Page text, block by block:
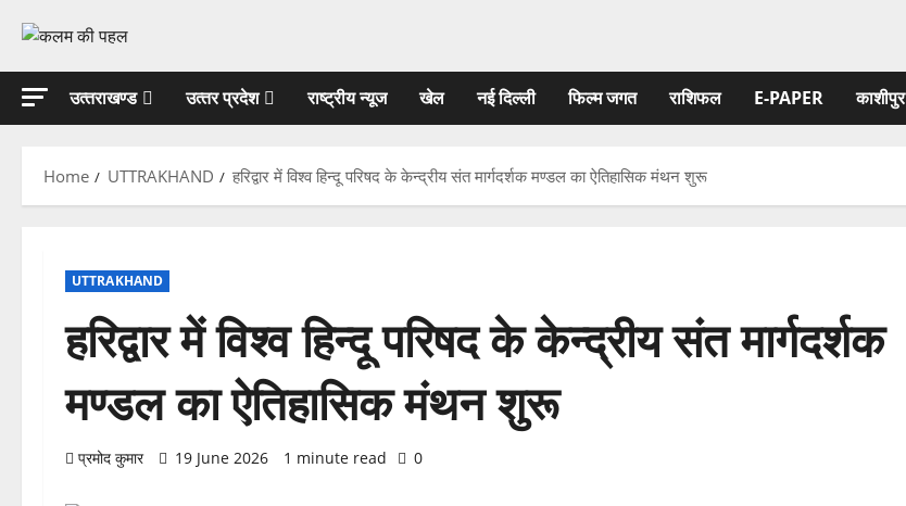
content
उत्‍तराखण्‍ड
उत्‍तर प्रदेश राष्ट्रीय न्यूज खेल नई दिल्ली फिल्‍म जगत राशिफल E-PAPER काशीपुर
Home UTTRAKHAND हरिद्वार में विश्व हिन्दू परिषद के केन्द्रीय संत मार्गदर्शक मण्डल का ऐतिहासिक मंथन शुरू
UTTRAKHAND
हरिद्वार में विश्व हिन्दू परिषद के केन्द्रीय संत मार्गदर्शक
मण्डल का ऐतिहासिक मंथन शुरू
प्रमोद कुमार 19 June 2026 1 minute read 0